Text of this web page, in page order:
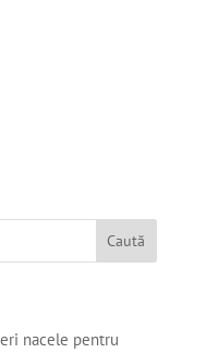
nacele pentru